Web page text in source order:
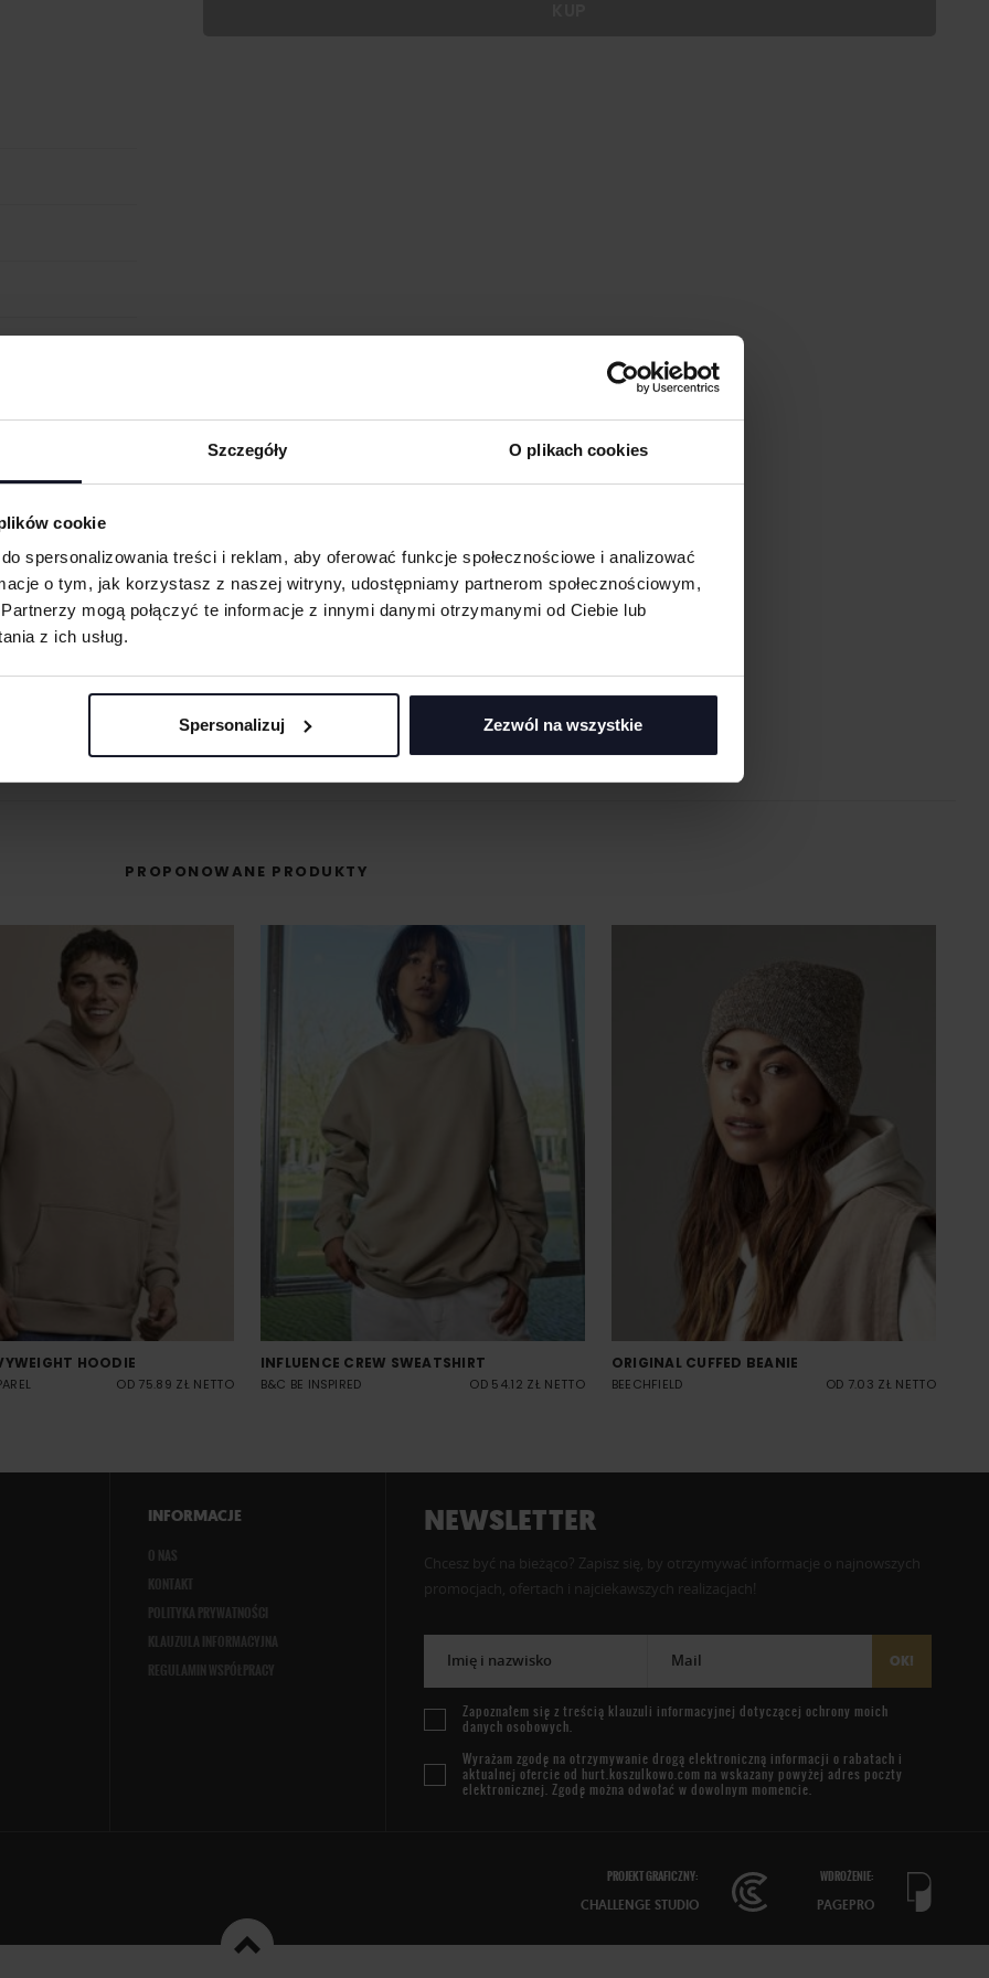
Szczegóły O plikach cookies
cookie
spersonalizowania treści i reklam, aby oferować funkcje społecznościowe i analizować
o tym, jak korzystasz z naszej witryny, udostępniamy partnerom społecznościowym,
mogą połączyć te informacje z innymi danymi otrzymanymi od Ciebie lub
z ich usług.
Spersonalizuj Zezwól na wszystkie
W wyniku
przy większych
merchu.
odzieży
na
DODAJ
MASZ PYTANIA? ZAPYTAJ SPECJALISTĘ
masz pytania odnośnie naszych produktów, zdobień lub współpracy, nasi
+48 733 904 144
ZAPYTANIA@KOSZULKOWO.COM
POPROŚ O WYCENĘ
PROPONOWANE PRODUKTY
HOODIE
OD 75.89 ZŁ NETTO
INFLUENCE CREW SWEATSHIRT
B&C BE INSPIRED OD 54.12 ZŁ NETTO
ORIGINAL CUFFED BEANIE
BEECHFIELD OD 7.03 ZŁ NETTO
INFORMACJE
O NAS
KONTAKT
POLITYKA PRYWATNOŚCI
KLAUZULA INFORMACYJNA
REGULAMIN WSPÓŁPRACY
NEWSLETTER
Chcesz być na bieżąco? Zapisz się, by otrzymywać informacje o najnowszych
promocjach, ofertach i najciekawszych realizacjach!
Imię i nazwisko Mail OK!
Zapoznałem się z treścią klauzuli informacyjnej dotyczącej ochrony moich
danych osobowych.
Wyrażam zgodę na otrzymywanie drogą elektroniczną informacji o rabatach i
aktualnej ofercie od hurt.koszulkowo.com na wskazany powyżej adres poczty
elektronicznej. Zgodę można odwołać w dowolnym momencie.
PROJEKT GRAFICZNY:
CHALLENGE STUDIO
WDROŻENIE:
PAGEPRO